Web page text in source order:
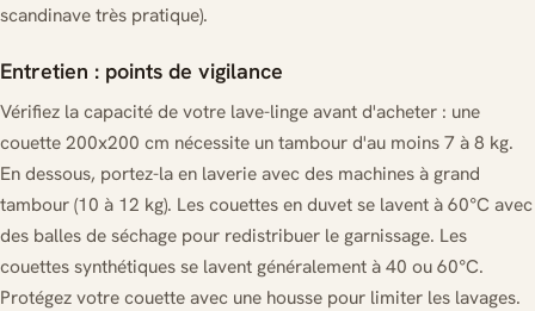
scandinave très pratique).
Entretien : points de vigilance
Vérifiez la capacité de votre lave-linge avant d'acheter : une
couette 200x200 cm nécessite un tambour d'au moins 7 à 8 kg.
En dessous, portez-la en laverie avec des machines à grand
tambour (10 à 12 kg). Les couettes en duvet se lavent à 60°C avec
des balles de séchage pour redistribuer le garnissage. Les
couettes synthétiques se lavent généralement à 40 ou 60°C.
Protégez votre couette avec une housse pour limiter les lavages.